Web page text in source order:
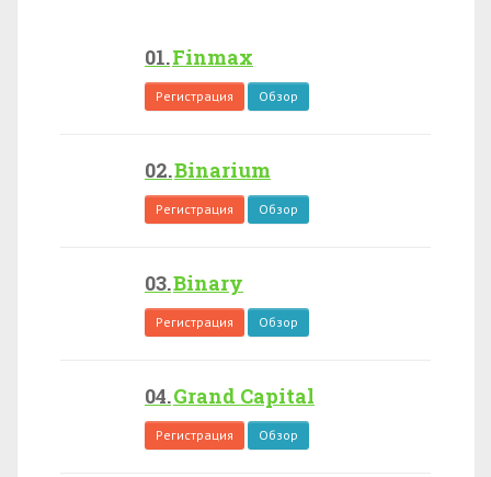
Finmax
Регистрация Обзор
Binarium
Регистрация Обзор
Binary
Регистрация Обзор
Grand Capital
Регистрация Обзор